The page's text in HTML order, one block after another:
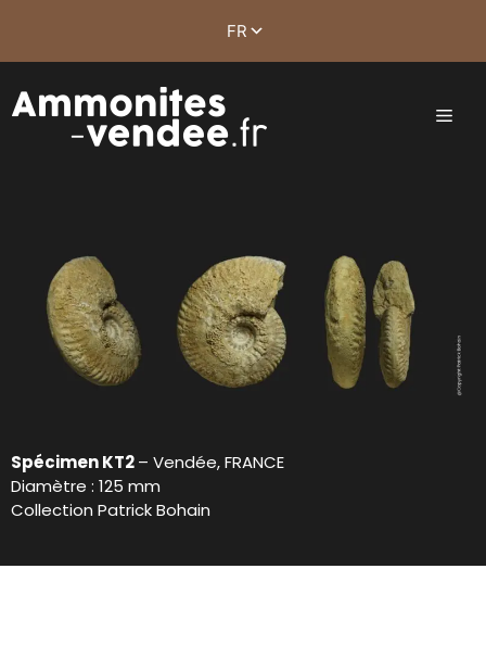
Spécimen KT2– Vendée, FRANCE
Diamètre : 125 mm
Collection Patrick Bohain